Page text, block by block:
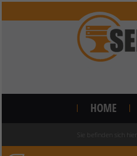
HOME
Sie befinden sich hier: